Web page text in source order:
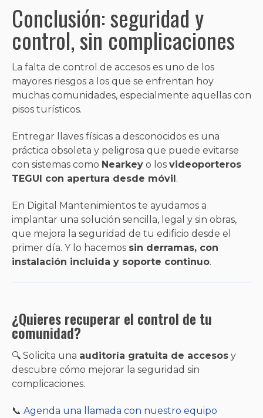
Conclusión: seguridad y
control, sin complicaciones
La falta de control de accesos es uno de los
mayores riesgos a los que se enfrentan hoy
muchas comunidades, especialmente aquellas con
pisos turísticos.
Entregar llaves físicas a desconocidos es una
práctica obsoleta y peligrosa que puede evitarse
con sistemas como Nearkey o los videoporteros
TEGUI con apertura desde móvil.
En Digital Mantenimientos te ayudamos a
implantar una solución sencilla, legal y sin obras,
que mejora la seguridad de tu edificio desde el
primer día. Y lo hacemos sin derramas, con
instalación incluida y soporte continuo.
¿Quieres recuperar el control de tu
comunidad?
🔍 Solicita una auditoría gratuita de accesos y
descubre cómo mejorar la seguridad sin
complicaciones.
📞 Agenda una llamada con nuestro equipo